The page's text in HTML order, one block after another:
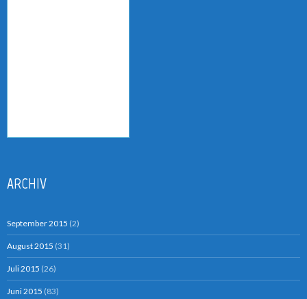
ARCHIV
September 2015 (2)
August 2015 (31)
Juli 2015 (26)
Juni 2015 (83)